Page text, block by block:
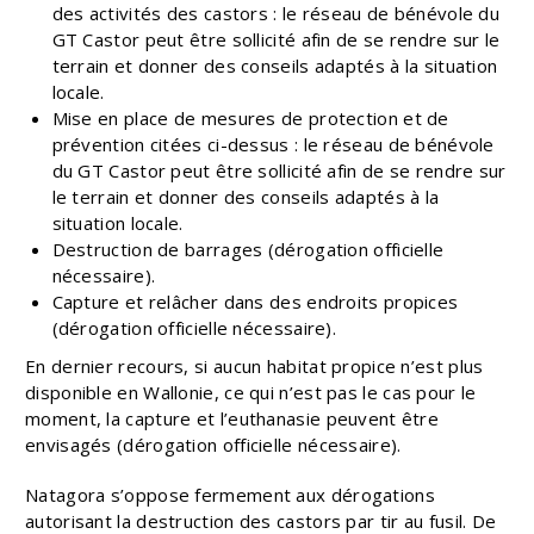
des activités des castors : le réseau de bénévole du
GT Castor peut être sollicité afin de se rendre sur le
terrain et donner des conseils adaptés à la situation
locale.
Mise en place de mesures de protection et de
prévention citées ci-dessus : le réseau de bénévole
du GT Castor peut être sollicité afin de se rendre sur
le terrain et donner des conseils adaptés à la
situation locale.
Destruction de barrages (dérogation officielle
nécessaire).
Capture et relâcher dans des endroits propices
(dérogation officielle nécessaire).
En dernier recours, si aucun habitat propice n’est plus
disponible en Wallonie, ce qui n’est pas le cas pour le
moment, la capture et l’euthanasie peuvent être
envisagés (dérogation officielle nécessaire).
Natagora s’oppose fermement aux dérogations
autorisant la destruction des castors par tir au fusil. De